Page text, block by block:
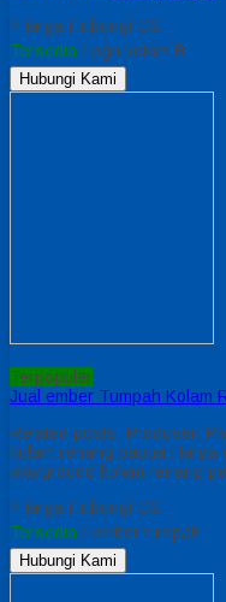
*Harga Hubungi CS
Tersedia / pgn kolam B
Hubungi Kami
Terpopuler
Jual ember Tumpah Kolam
Related posts: Produsen
kolam renang papua
playground kolam renang
*Harga Hubungi CS
Tersedia / ember tumpah
Hubungi Kami